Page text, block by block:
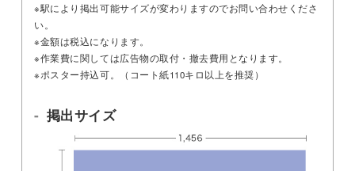
※駅により掲出可能サイズが変わりますのでお問い合わせくださ
い。
※金額は税込になります。
※作業費に関しては広告物の取付・撤去費用となります。
※ポスター持込可。（コート紙110キロ以上を推奨）
掲出サイズ